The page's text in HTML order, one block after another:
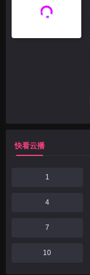
快看云播
1
4
7
10